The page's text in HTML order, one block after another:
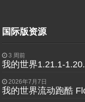
国际版资源
3 周前
我的世界1.21.1-
2026年7月7日
我的世界流动跑酷